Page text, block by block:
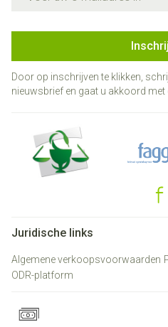
Door op inschrijven te klikken,
nieuwsbrief en gaat u akkoord met
Juridische links
Algemene verkoopsvoorwaarden
ODR-platform